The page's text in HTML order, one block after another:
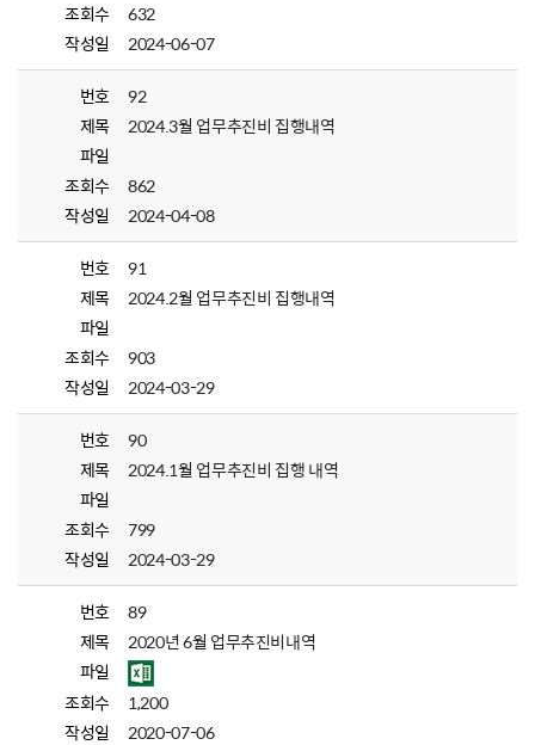
조회수
632
작성일
2024-06-07
번호
92
제목
2024.3월 업무추진비 집행내역
파일
조회수
862
작성일
2024-04-08
번호
91
제목
2024.2월 업무추진비 집행내역
파일
조회수
903
작성일
2024-03-29
번호
90
제목
2024.1월 업무추진비 집행 내역
파일
조회수
799
작성일
2024-03-29
번호
89
제목
2020년 6월 업무추진비내역
파일
조회수
1,200
작성일
2020-07-06